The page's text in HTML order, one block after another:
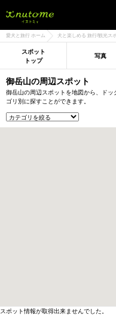
愛犬と旅行 ホーム 犬と楽しめる 旅行/観光ス
スポット
トップ
写真
御岳山の周辺スポット
御岳山の周辺スポットを地図から、ド
ゴリ別に探すことができます。
スポット情報が取得出来ませんでした。